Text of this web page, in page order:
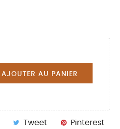
AJOUTER AU PANIER
Tweet Pinterest